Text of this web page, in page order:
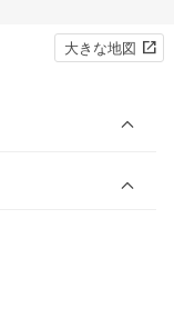
大きな地図